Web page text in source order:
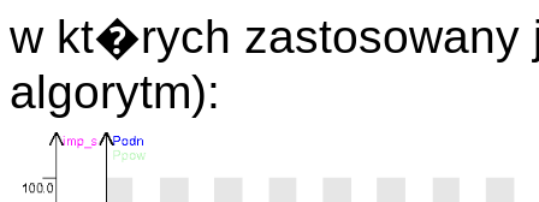
w kt�rych
algorytm):